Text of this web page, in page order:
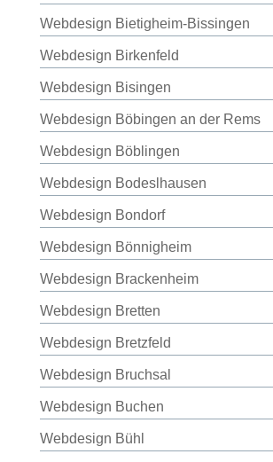
Webdesign Bietigheim-Bissingen
Webdesign Birkenfeld
Webdesign Bisingen
Webdesign Böbingen an der Rems
Webdesign Böblingen
Webdesign Bodeslhausen
Webdesign Bondorf
Webdesign Bönnigheim
Webdesign Brackenheim
Webdesign Bretten
Webdesign Bretzfeld
Webdesign Bruchsal
Webdesign Buchen
Webdesign Bühl